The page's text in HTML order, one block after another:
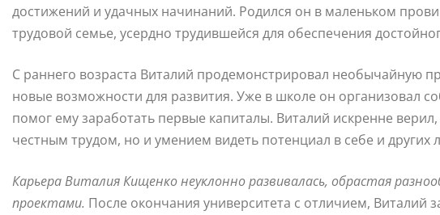
достижений и удачных начинаний. Родился он в маленьком
трудовой семье, усердно трудившейся для обеспечения
С раннего возраста Виталий продемонстрировал необычайную
новые возможности для развития. Уже в школе он организовал
помог ему заработать первые капиталы. Виталий искренне
честным трудом, но и умением видеть потенциал в себе и других
Карьера Виталия Кищенко неуклонно развивалась, обрастая
проектами. После окончания университета с отличием, Виталий